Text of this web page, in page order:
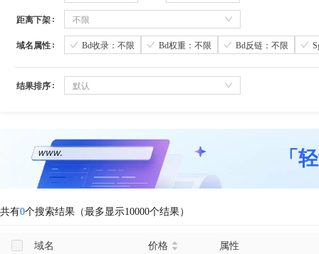
距离下架 不限
域名属性 Bd收录：不限 Bd权重：不限 Bd反链：不限
结果排序 默认
「
共有0个搜索结果（最多显示10000个结果）
域名 价格 属性